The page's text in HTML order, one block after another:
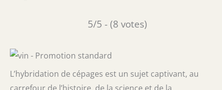
5/5 - (8 votes)
L’hybridation de cépages est un sujet captivant, au